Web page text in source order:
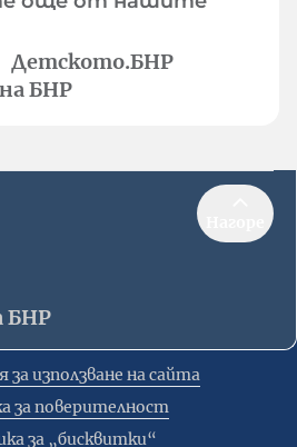
Детското.БНР
БНР
БНР
за използване на сайта
за поверителност
за „бисквитки“